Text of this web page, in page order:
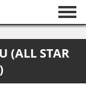
(ALL STAR